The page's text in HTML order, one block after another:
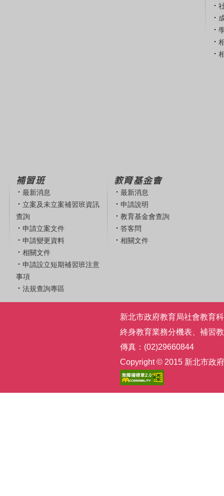
補習班
最新消息
立案及未立案補習班資訊
查詢
申請立案文件
申請變更資料
相關文件
申請設立短期補習班注意
事項
法規查詢專區
教育基金會
最新消息
申請說明
教育基金會查詢
答客問
相關文件
新北市政府教育局社會教育
終身教育業務分機表
補習
傳真：(02)29660844
Copyright © 2015 新北市政